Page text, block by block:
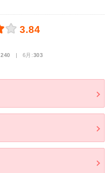
3.84
240 | 6月:303